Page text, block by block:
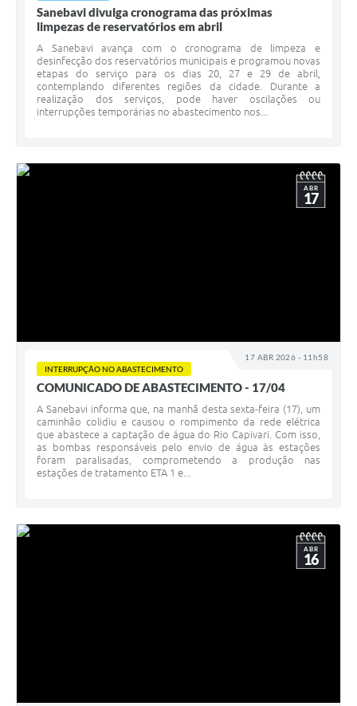
Sanebavi divulga cronograma das próximas
limpezas de reservatórios em abril
A Sanebavi avança com o cronograma de limpeza e
desinfecção dos reservatórios municipais e programou novas
etapas do serviço para os dias 20, 27 e 29 de abril,
contemplando diferentes regiões da cidade. Durante a
realização dos serviços, pode haver oscilações ou
interrupções temporárias no abastecimento nos...
17 ABR 2026 - 11h58
ABR
17
INTERRUPÇÃO NO ABASTECIMENTO
COMUNICADO DE ABASTECIMENTO - 17/04
A Sanebavi informa que, na manhã desta sexta-feira (17), um
caminhão colidiu e causou o rompimento da rede elétrica
que abastece a captação de água do Rio Capivari. Com isso,
as bombas responsáveis pelo envio de água às estações
foram paralisadas, comprometendo a produção nas
estações de tratamento ETA 1 e...
ABR
16